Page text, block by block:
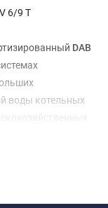
6/9 T
DAB
воды котельных
направленности.